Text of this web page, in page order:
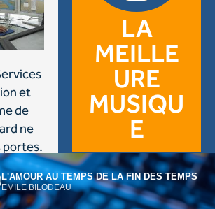
L'AMOUR AU TEMPS DE LA FIN DES TEMPS
EMILE BILODEAU